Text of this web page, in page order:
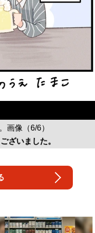
画像（6/6）
ざいました。